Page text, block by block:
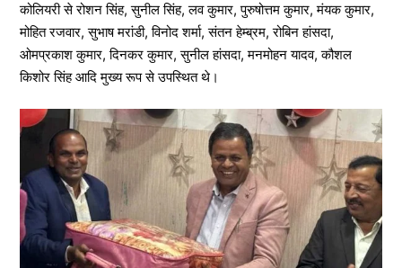
कोलियरी से रोशन सिंह, सुनील सिंह, लव कुमार, पुरुषोत्तम कुमार, मंयक कुमार,
मोहित रजवार, सुभाष मरांडी, विनोद शर्मा, संतन हेम्ब्रम, रोबिन हांसदा,
ओमप्रकाश कुमार, दिनकर कुमार, सुनील हांसदा, मनमोहन यादव, कौशल
किशोर सिंह आदि मुख्य रूप से उपस्थित थे।